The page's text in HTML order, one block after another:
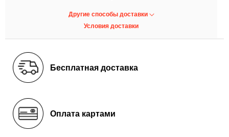
Другие способы доставки
Условия доставки
Бесплатная доставка
Оплата картами